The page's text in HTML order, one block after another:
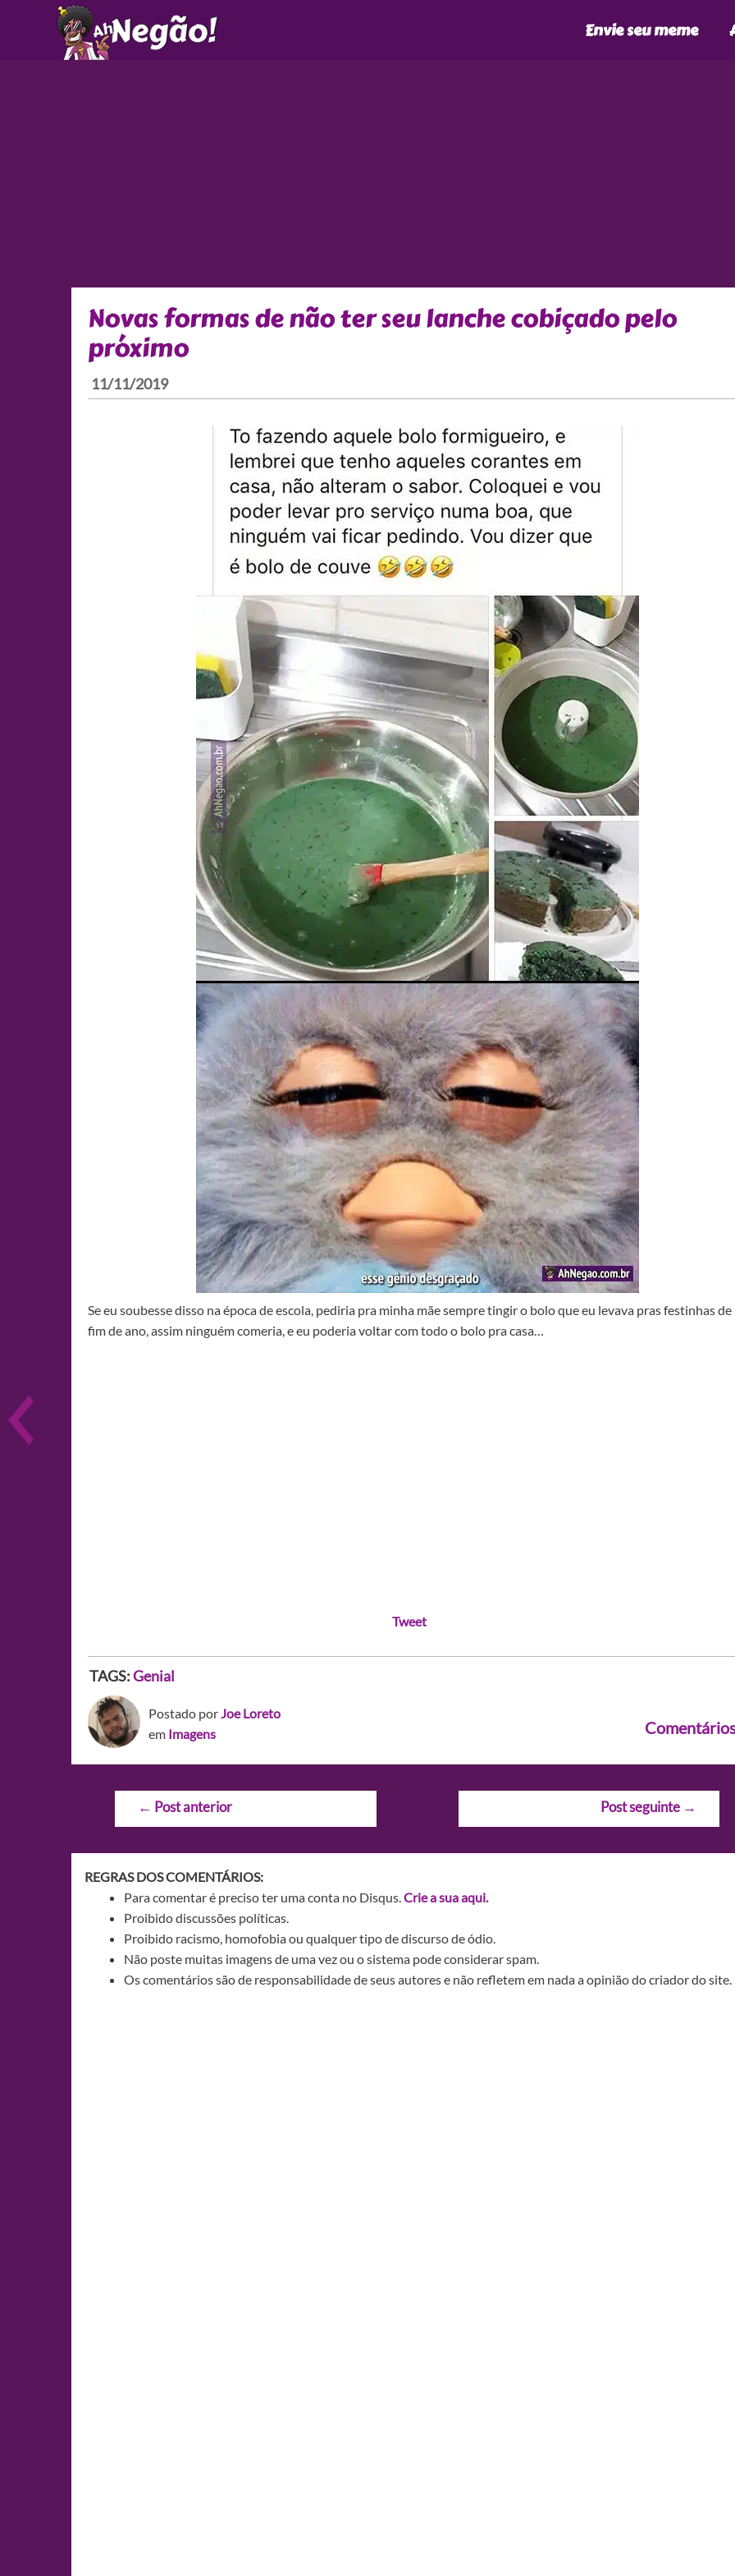
Envie seu meme
Novas formas de não ter seu lanche cobiçado pelo
próximo
11/11/2019
Se eu soubesse disso na época de escola, pediria pra minha mãe sempre tingir o bolo que eu levava pras festinhas de
fim de ano, assim ninguém comeria, e eu poderia voltar com todo o bolo pra casa…
Tweet
TAGS:Genial
Postado porJoe Loreto
em Imagens
Navegação
← Post anterior Post seguinte →
REGRAS DOS COMENTÁRIOS:
Para comentar é preciso ter uma conta no Disqus.Crie a sua aqui.
Proibido discussões políticas.
Proibido racismo, homofobia ou qualquer tipo de discurso de ódio.
Não poste muitas imagens de uma vez ou o sistema pode considerar spam.
Os comentários são de responsabilidade de seus autores e não refletem em nada a opinião do criador do site.